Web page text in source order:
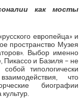
как мосты
европейца» и
пространство Музея
Выбор именно
Пикассо и Базиля – не
типологически
что
биографии